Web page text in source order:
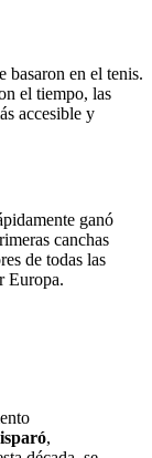
basaron en el tenis.
el tiempo, las
accesible y
ganó
canchas
de todas las
Europa.
,